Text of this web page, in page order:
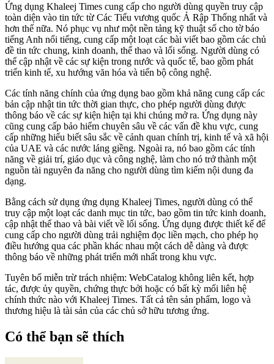
Ứng dụng Khaleej Times cung cấp cho người dùng quyền truy cập
toàn diện vào tin tức từ Các Tiểu vương quốc Ả Rập Thống nhất và
hơn thế nữa. Nó phục vụ như một nền tảng kỹ thuật số cho tờ báo
tiếng Anh nổi tiếng, cung cấp một loạt các bài viết bao gồm các chủ
đề tin tức chung, kinh doanh, thể thao và lối sống. Người dùng có
thể cập nhật về các sự kiện trong nước và quốc tế, bao gồm phát
triển kinh tế, xu hướng văn hóa và tiến bộ công nghệ.
Các tính năng chính của ứng dụng bao gồm khả năng cung cấp các
bản cập nhật tin tức thời gian thực, cho phép người dùng được
thông báo về các sự kiện hiện tại khi chúng mở ra. Ứng dụng này
cũng cung cấp bảo hiểm chuyên sâu về các vấn đề khu vực, cung
cấp những hiểu biết sâu sắc về cảnh quan chính trị, kinh tế và xã hội
của UAE và các nước láng giềng. Ngoài ra, nó bao gồm các tính
năng về giải trí, giáo dục và công nghệ, làm cho nó trở thành một
nguồn tài nguyên đa năng cho người dùng tìm kiếm nội dung đa
dạng.
Bằng cách sử dụng ứng dụng Khaleej Times, người dùng có thể
truy cập một loạt các danh mục tin tức, bao gồm tin tức kinh doanh,
cập nhật thể thao và bài viết về lối sống. Ứng dụng được thiết kế để
cung cấp cho người dùng trải nghiệm đọc liền mạch, cho phép họ
điều hướng qua các phần khác nhau một cách dễ dàng và được
thông báo về những phát triển mới nhất trong khu vực.
Tuyên bố miễn trừ trách nhiệm: WebCatalog không liên kết, hợp
tác, được ủy quyền, chứng thực bởi hoặc có bất kỳ mối liên hệ
chính thức nào với Khaleej Times. Tất cả tên sản phẩm, logo và
thương hiệu là tài sản của các chủ sở hữu tương ứng.
Có thể bạn sẽ thích